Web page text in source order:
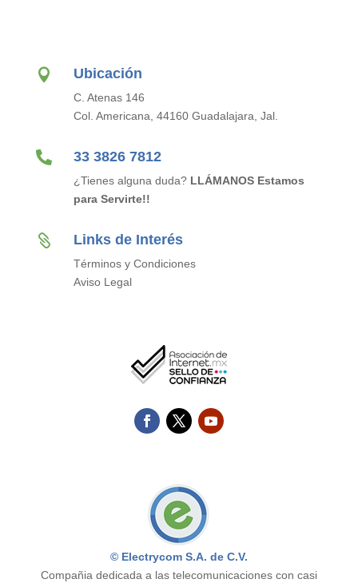
 Ubicación
C. Atenas 146
Col. Americana, 44160 Guadalajara, Jal.
 33 3826 7812
¿Tienes alguna duda? LLÁMANOS Estamos
para Servirte!!
 Links de Interés
Términos y Condiciones
Aviso Legal
© Electrycom S.A. de C.V.
Compañia dedicada a las telecomunicaciones con casi